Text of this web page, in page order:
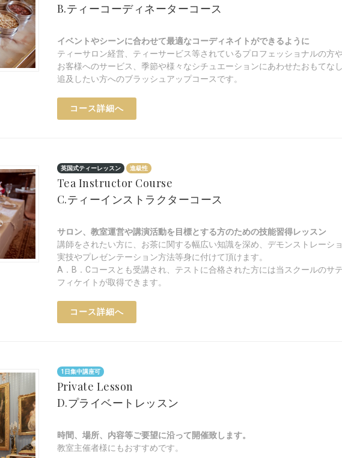
B.ティーコーディネーターコース
イベントやシーンに合わせて最適なコーディネイトができるように
ティーサロン経営、ティーサービス等されているプロフェッショナルの方や
お客様へのサービス、季節や様々なシチュエーションにあわせたおもてな
追及したい方へのブラッシュアップコースです。
コース詳細へ
英国式ティーレッスン 進級性
Tea Instructor Course
C.ティーインストラクターコース
サロン、教室運営や講演活動を目標とする方のための技能習得レッスン
講師をされたい方に、お茶に関する幅広い知識を深め、デモンストレーシ
実技やプレゼンテーション方法等身に付けて頂けます。
A．B．Cコースとも受講され、テストに合格された方には当スクールのサ
フィケイトが取得できます。
コース詳細へ
1日集中講座可
Private Lesson
D.プライベートレッスン
時間、場所、内容等ご要望に沿って開催致します。
教室主催者様にもおすすめです。